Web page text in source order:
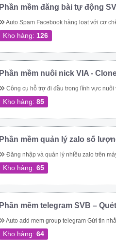
Phần mềm đăng bài tự động
Auto Spam Facebook hàng loạt với cơ chế chống khóa, chống spam không lo bị khóa tài khoản. Đăng tin lên group, page, cmt group tự động nhanh chóng Spam inbox theo bạn bè, theo Uid. Giải quyết triệt để
Kho hàng: 126
Phần mềm nuôi nick VIA -
Công cụ hỗ trợ đi đầu trong lĩnh vực nuôi và xây dựng nhiêu tài khoản facebook cực chất cho bán hàng online Quản lý nuôi nick tự động 1 nick trên 1 điện thoại ảo
Kho hàng: 85
Phần mềm quản lý zalo số
Đăng nhập và quản lý nhiều zalo trên máy tính Gửi tin nhắn hàng loạt trên zalo Gửi tin nhắn hàng loạt trên zalo theo danh bạ. Gửi tin nhắn zalo hàng loạt theo phân loại trên danh bạ. Gửi tin nhắn zalo hàng loạt, tự động vào các group. Gửi tin nhắn zalo tự động theo thành viên nhóm zalo
Kho hàng: 65
Phần mềm telegram SVB –
Auto add mem group telegram Gửi tin nhắn
Kho hàng: 64